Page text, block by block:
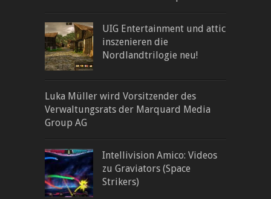
UIG Entertainment und attic
inszenieren die
Nordlandtrilogie neu!
Luka Müller wird Vorsitzender des
Verwaltungsrats der Marquard Media
Group AG
Intellivision Amico: Videos
zu Graviators (Space
Strikers)